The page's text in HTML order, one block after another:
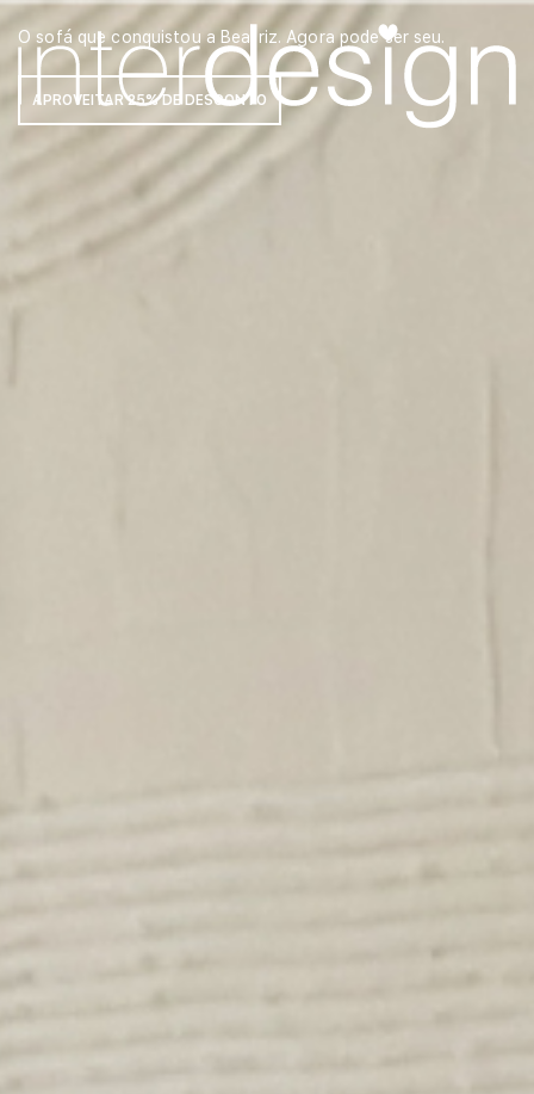
O sofá que conquistou a Beatriz. Agora pode ser seu.
APROVEITAR 25% DE DESCONTO